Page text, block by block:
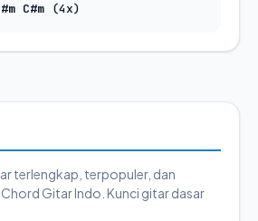
C#m
terlengkap, terpopuler, dan
Gitar Indo. Kunci gitar dasar